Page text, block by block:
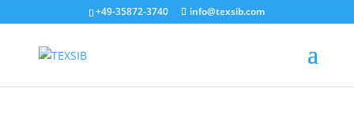
jQuery(document).ready(function(){
jQuery('.et_pb_contact_form').attr('id', 'texform'); });
+49-35872-3740 info@texsib.com